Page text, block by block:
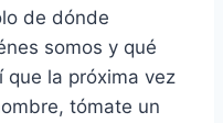
de dónde
somos y qué
que la próxima vez
tómate un